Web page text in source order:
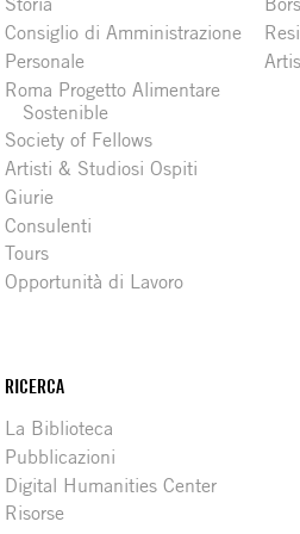
Consiglio di Amministrazione
Personale
Roma Progetto Alimentare
Sostenible
Society of Fellows
Artisti & Studiosi Ospiti
Giurie
Consulenti
Tours
Opportunità di Lavoro
RICERCA
La Biblioteca
Pubblicazioni
Digital Humanities Center
Risorse